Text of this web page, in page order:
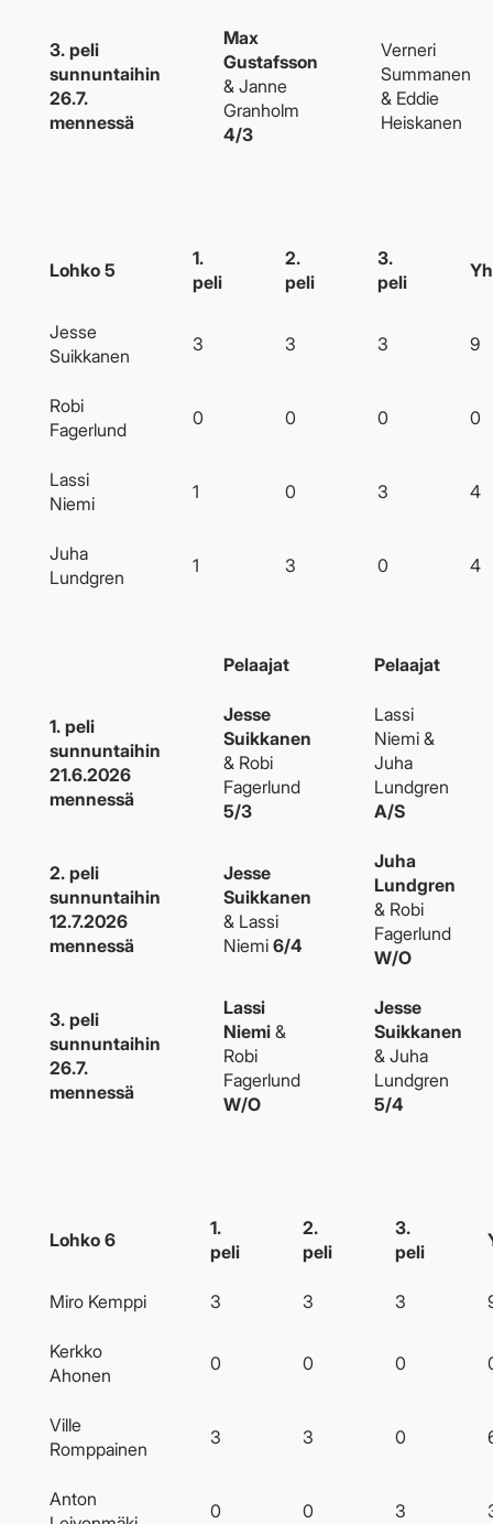
3. peli
sunnuntaihin
26.7.
mennessä
Max
Gustafsson
& Janne
Granholm
4/3
Verneri
Summanen
& Eddie
Heiskanen
Lohko 5
1.
peli
2.
peli
3.
peli
Jesse
Suikkanen
3 3 3 9
Robi
Fagerlund
0 0 0 0
Lassi
Niemi
1 0 3 4
Juha
Lundgren
1 3 0 4
Pelaajat Pelaajat
1. peli
sunnuntaihin
21.6.2026
mennessä
Jesse
Suikkanen
& Robi
Fagerlund
5/3
Lassi
Niemi &
Juha
Lundgren
A/S
2. peli
sunnuntaihin
12.7.2026
mennessä
Jesse
Suikkanen
& Lassi
Niemi 6/4
Juha
Lundgren
& Robi
Fagerlund
W/O
3. peli
sunnuntaihin
26.7.
mennessä
Lassi
Niemi &
Robi
Fagerlund
W/O
Jesse
Suikkanen
& Juha
Lundgren
5/4
Lohko 6
1.
peli
2.
peli
3.
peli
Miro Kemppi 3 3 3
Kerkko
Ahonen
0 0 0
Ville
Romppainen
3 3 0
Anton
0 0 3